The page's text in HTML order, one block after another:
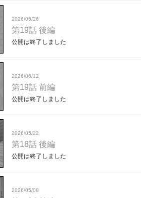
2026/06/26
第19話 後編
公開は終了しました
2026/06/12
第19話 前編
公開は終了しました
2026/05/22
第18話 後編
公開は終了しました
2026/05/08